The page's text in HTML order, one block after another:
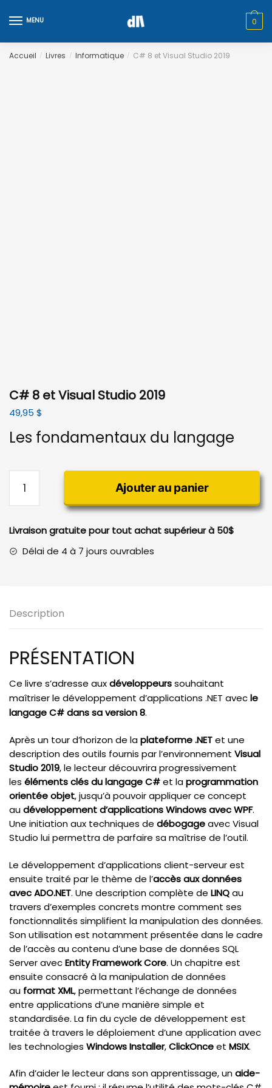
to
to
MENU 0
Accueil / Livres / Informatique / C# 8 et Visual Studio 2019
C# 8 et Visual Studio 2019
49,95 $
Les fondamentaux du langage
C#
et
Visual
Ajouter au panier
Livraison gratuite pour tout achat supérieur à 50$
Délai de 4 à 7 jours ouvrables
Description
PRÉSENTATION
Ce livre s’adresse auxdéveloppeurssouhaitant
maîtriser le développement d’applications .NET avecle
langage C# dans sa version 8.
Après un tour d’horizon de laplateforme .NETet une
description des outils fournis par l’environnement Visual
Studio 2019, le lecteur découvrira progressivement
les éléments clés du langage C#et laprogrammation
orientée objet, jusqu’à pouvoir appliquer ce concept
audéveloppement d’applications Windows avec WPF.
Une initiation aux techniques de débogageavec Visual
Studio lui permettra de parfaire sa maîtrise de l’outil.
Le développement d’applications client-serveur est
ensuite traité par le thème de l’accès aux données
avec ADO.NET. Une description complète de LINQau
travers d’exemples concrets montre comment ses
fonctionnalités simplifient la manipulation des données.
Son utilisation est notamment présentée dans le cadre
de l’accès au contenu d’une base de données SQL
Server avecEntity Framework Core. Un chapitre est
ensuite consacré à la manipulation de données
au format XML, permettant l’échange de données
entre applications d’une manière simple et
standardisée. La fin du cycle de développement est
traitée à travers le déploiement d’une application avec
les technologies Windows Installer,ClickOnceet MSIX.
Afin d’aider le lecteur dans son apprentissage, unaide-